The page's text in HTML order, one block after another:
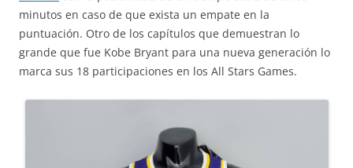
minutos en caso de que exista un empate en la
puntuación. Otro de los capítulos que demuestran lo
grande que fue Kobe Bryant para una nueva generación lo
marca sus 18 participaciones en los All Stars Games.